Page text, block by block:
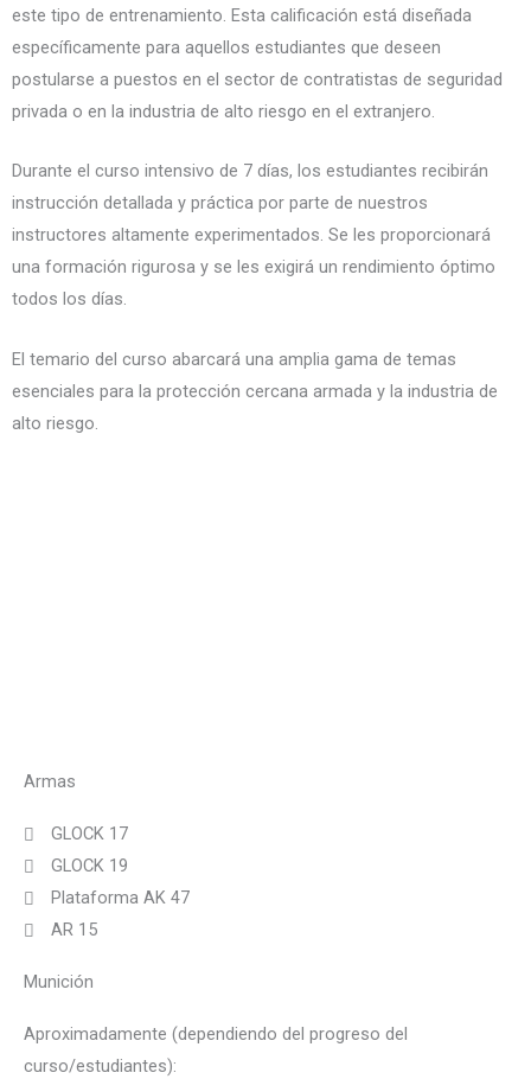
este tipo de entrenamiento. Esta calificación está diseñada
específicamente para aquellos estudiantes que deseen
postularse a puestos en el sector de contratistas de seguridad
privada o en la industria de alto riesgo en el extranjero.
Durante el curso intensivo de 7 días, los estudiantes recibirán
instrucción detallada y práctica por parte de nuestros
instructores altamente experimentados. Se les proporcionará
una formación rigurosa y se les exigirá un rendimiento óptimo
todos los días.
El temario del curso abarcará una amplia gama de temas
esenciales para la protección cercana armada y la industria de
alto riesgo.
Armas
GLOCK 17
GLOCK 19
Plataforma AK 47
AR 15
Munición
Aproximadamente (dependiendo del progreso del
curso/estudiantes):